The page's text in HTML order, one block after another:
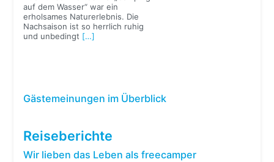
auf dem Wasser“ war ein
erholsames Naturerlebnis. Die
Nachsaison ist so herrlich ruhig
und unbedingt […]
Gästemeinungen im Überblick
Reiseberichte
Wir lieben das Leben als freecamper